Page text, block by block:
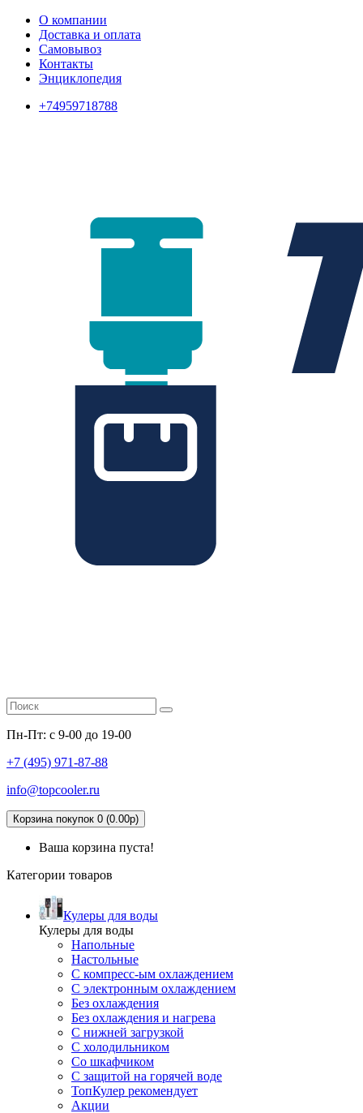
О компании
Доставка и оплата
Самовывоз
Контакты
Энциклопедия
+74959718788
Пн-Пт: с 9-00 до 19-00
+7 (495) 971-87-88
info@topcooler.ru
Корзина покупок 0 (0.00р)
Ваша корзина пуста!
Категории товаров
Кулеры для воды
Кулеры для воды
Напольные
Настольные
С компресс-ым охлаждением
С электронным охлаждением
Без охлаждения
Без охлаждения и нагрева
С нижней загрузкой
С холодильником
Со шкафчиком
С защитой на горячей воде
ТопКулер рекомендует
Акции